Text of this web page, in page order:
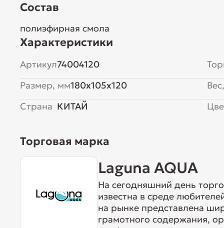
Состав
полиэфирная смола
Характеристики
Артикул74004120
Размер, мм180x105x120
Страна КИТАЙ
Торговая марка
Laguna AQUA
На сегодняшний день
известна в среде
на рынке представлена
грамотного содержания,